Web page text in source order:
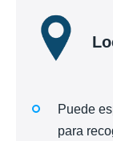
Puede
para